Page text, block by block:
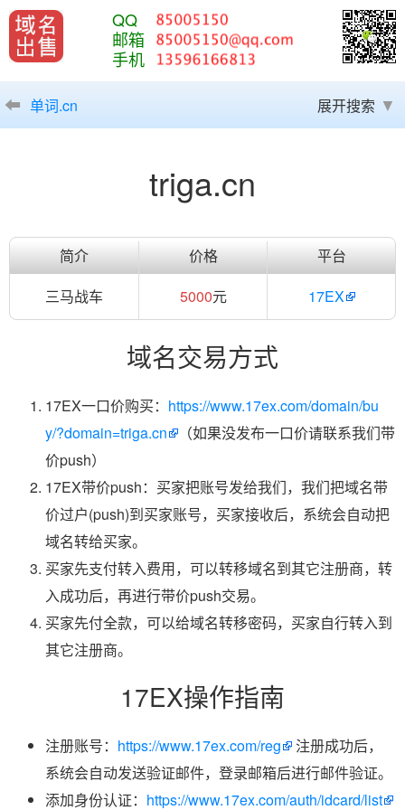
QQ
邮箱
手机
单词.cn 展开搜索
triga.cn
简介 价格
平台
三马战车
5000元 17EX
域名交易方式
17EX一口价购买： https://www.17ex.com/domain/bu
y/?domain=triga.cn
（如果没发布一口价请联系我们带
价push）
17EX带价push：买家把账号发给我们，我们把域名带
价过户(push)到买家账号，买家接收后，系统会自动把
域名转给买家。
买家先支付转入费用，可以转移域名到其它注册商，转
入成功后，再进行带价push交易。
买家先付全款，可以给域名转移密码，买家自行转入到
其它注册商。
17EX操作指南
注册账号： https://www.17ex.com/reg
注册成功后，
系统会自动发送验证邮件，登录邮箱后进行邮件验证。
添加身份认证： https://www.17ex.com/auth/idcard/list